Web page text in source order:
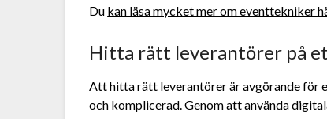
Du kan läsa mycket mer om eventtekniker
Hitta rätt leverantörer på
Att hitta rätt leverantörer är avgörande för
och komplicerad. Genom att använda